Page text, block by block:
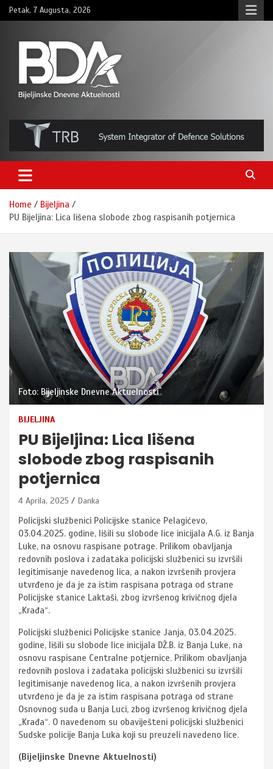
Skip
to
Petak, 7 Augusta, 2026
BNDAN.com
Home
Bijeljina
PU Bijeljina: Lica lišena slobode zbog raspisanih potjernica
Foto: Bijeljinske Dnevne Aktuelnosti
BIJELJINA
PU Bijeljina: Lica lišena
slobode zbog raspisanih
potjernica
4 Aprila, 2025 Danka
Policijski službenici Policijske stanice Pelagićevo,
03.04.2025. godine, lišili su slobode lice inicijala A.G. iz Banja
Luke, na osnovu raspisane potrage. Prilikom obavljanja
redovnih poslova i zadataka policijski službenici su izvršili
legitimisanje navedenog lica, a nakon izvršenih provjera
utvrđeno je da je za istim raspisana potraga od strane
Policijske stanice Laktaši, zbog izvršenog krivičnog djela
„Krađa“.
Policijski službenici Policijske stanice Janja, 03.04.2025.
godine, lišili su slobode lice inicijala DŽ.B. iz Banja Luke, na
osnovu raspisane Centralne potjernice. Prilikom obavljanja
redovnih poslova i zadataka policijski službenici su izvršili
legitimisanje navedenog lica, a nakon izvršenih provjera
utvrđeno je da je za istim raspisana potraga od strane
Osnovnog suda u Banja Luci, zbog izvršenog krivičnog djela
„Krađa“. O navedenom su obaviješteni policijski službenici
Sudske policije Banja Luka koji su preuzeli navedeno lice.
(Bijeljinske Dnevne Aktuelnosti)